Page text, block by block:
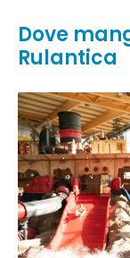
Dove
Rulantica